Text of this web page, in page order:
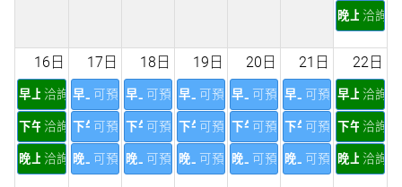
晚上 洽詢
16日
早上 洽詢
下午 洽詢
晚上 洽詢
17日
早上可預訂
下午可預訂
晚上可預訂
18日
早上可預訂
下午可預訂
晚上可預訂
19日
早上可預訂
下午可預訂
晚上可預訂
20日
早上可預訂
下午可預訂
晚上可預訂
21日
早上可預訂
下午可預訂
晚上可預訂
22日
早上 洽詢
下午 洽詢
晚上 洽詢